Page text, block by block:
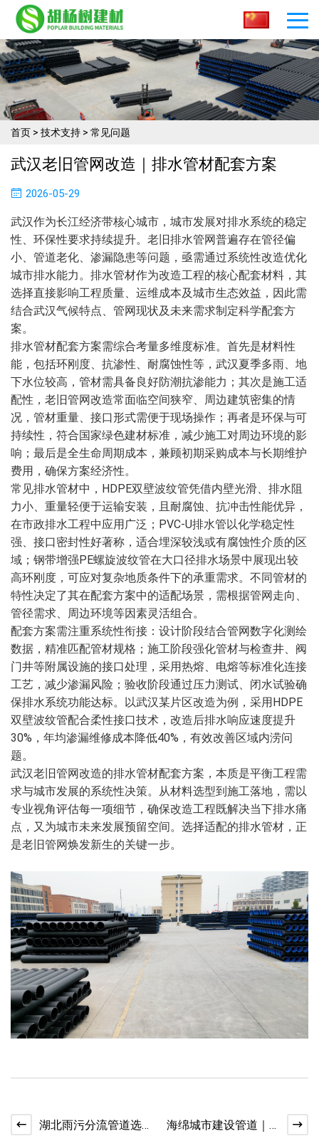
首页 > 技术支持 > 常见问题
武汉老旧管网改造｜排水管材配套方案
2026-05-29
武汉作为长江经济带核心城市，城市发展对排水系统的稳定
性、环保性要求持续提升。老旧排水管网普遍存在管径偏
小、管道老化、渗漏隐患等问题，亟需通过系统性改造优化
城市排水能力。排水管材作为改造工程的核心配套材料，其
选择直接影响工程质量、运维成本及城市生态效益，因此需
结合武汉气候特点、管网现状及未来需求制定科学配套方
案。
排水管材配套方案需综合考量多维度标准。首先是材料性
能，包括环刚度、抗渗性、耐腐蚀性等，武汉夏季多雨、地
下水位较高，管材需具备良好防潮抗渗能力；其次是施工适
配性，老旧管网改造常面临空间狭窄、周边建筑密集的情
况，管材重量、接口形式需便于现场操作；再者是环保与可
持续性，符合国家绿色建材标准，减少施工对周边环境的影
响；最后是全生命周期成本，兼顾初期采购成本与长期维护
费用，确保方案经济性。
常见排水管材中，HDPE双壁波纹管凭借内壁光滑、排水阻
力小、重量轻便于运输安装，且耐腐蚀、抗冲击性能优异，
在市政排水工程中应用广泛；PVC-U排水管以化学稳定性
强、接口密封性好著称，适合埋深较浅或有腐蚀性介质的区
域；钢带增强PE螺旋波纹管在大口径排水场景中展现出较
高环刚度，可应对复杂地质条件下的承重需求。不同管材的
特性决定了其在配套方案中的适配场景，需根据管网走向、
管径需求、周边环境等因素灵活组合。
配套方案需注重系统性衔接：设计阶段结合管网数字化测绘
数据，精准匹配管材规格；施工阶段强化管材与检查井、阀
门井等附属设施的接口处理，采用热熔、电熔等标准化连接
工艺，减少渗漏风险；验收阶段通过压力测试、闭水试验确
保排水系统功能达标。以武汉某片区改造为例，采用HDPE
双壁波纹管配合柔性接口技术，改造后排水响应速度提升
30%，年均渗漏维修成本降低40%，有效改善区域内涝问
题。
武汉老旧管网改造的排水管材配套方案，本质是平衡工程需
求与城市发展的系统性决策。从材料选型到施工落地，需以
专业视角评估每一项细节，确保改造工程既解决当下排水痛
点，又为城市未来发展预留空间。选择适配的排水管材，正
是老旧管网焕发新生的关键一步。
湖北雨污分流管道选
海绵城市建设管道｜